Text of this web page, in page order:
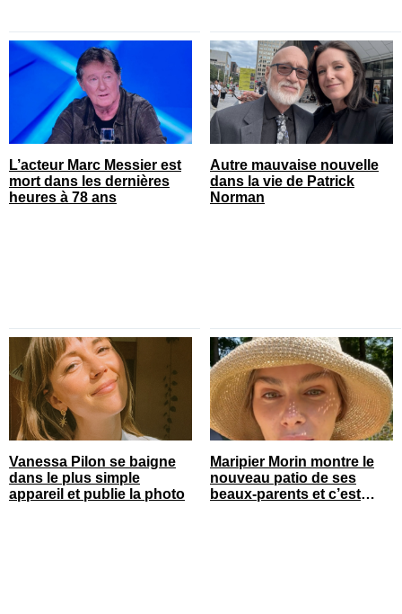
L’acteur Marc Messier est
mort dans les dernières
heures à 78 ans
Autre mauvaise nouvelle
dans la vie de Patrick
Norman
Vanessa Pilon se baigne
dans le plus simple
appareil et publie la photo
Maripier Morin montre le
nouveau patio de ses
beaux-parents et c’est